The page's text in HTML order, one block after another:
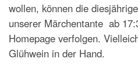
wollen, können die
unserer Märchentante ab
Homepage verfolgen.
Glühwein in der Hand.